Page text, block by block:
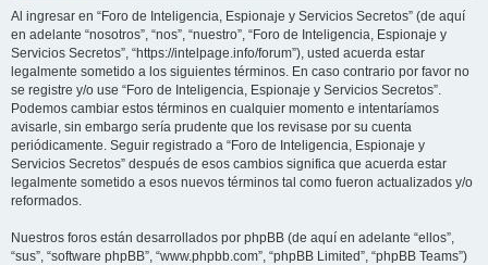
Al ingresar en “Foro de Inteligencia, Espionaje y Servicios Secretos” (de aquí
en adelante “nosotros”, “nos”, “nuestro”, “Foro de Inteligencia, Espionaje y
Servicios Secretos”, “https://intelpage.info/forum”), usted acuerda estar
legalmente sometido a los siguientes términos. En caso contrario por favor no
se registre y/o use “Foro de Inteligencia, Espionaje y Servicios Secretos”.
Podemos cambiar estos términos en cualquier momento e intentaríamos
avisarle, sin embargo sería prudente que los revisase por su cuenta
periódicamente. Seguir registrado a “Foro de Inteligencia, Espionaje y
Servicios Secretos” después de esos cambios significa que acuerda estar
legalmente sometido a esos nuevos términos tal como fueron actualizados y/o
reformados.
Nuestros foros están desarrollados por phpBB (de aquí en adelante “ellos”,
“sus”, “software phpBB”, “www.phpbb.com”, “phpBB Limited”, “phpBB Teams”)